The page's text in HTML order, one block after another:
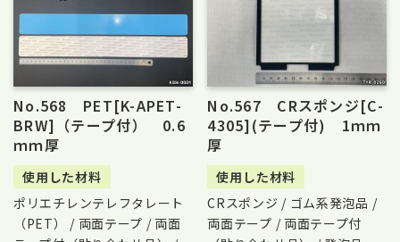
No.568 PET[K-APET-
BRW]（テープ付） 0.6
ｍｍ厚
使用した材料
ポリエチレンテレフタレート
（PET） / 両面テープ / 両面
No.567 CRスポンジ[C-
4305](テープ付) 1ｍｍ
厚
使用した材料
CRスポンジ / ゴム系発泡品 /
両面テープ / 両面テープ付